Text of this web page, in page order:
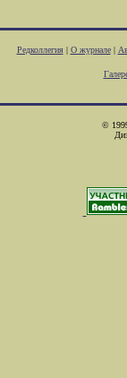
Редколлегия| О журнале|
©